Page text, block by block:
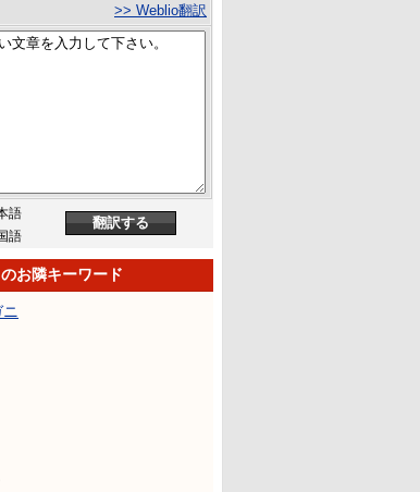
>> Weblio翻訳
語
語
お隣キーワード